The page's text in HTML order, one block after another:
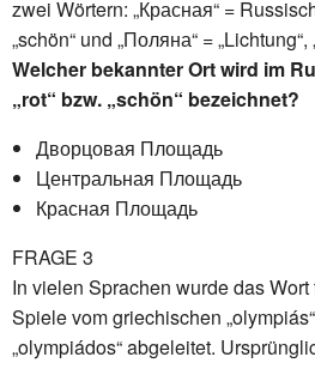
zwei Wörtern: „Красная“ =
„schön“ und „Поляна“ =
Welcher bekannter Ort wird im
„rot“ bzw. „schön“ bezeichnet?
Дворцовая Площадь
Центральная Площадь
Красная Площадь
FRAGE 3
In vielen Sprachen wurde das
Spiele vom griechischen
„olympiádos“ abgeleitet.